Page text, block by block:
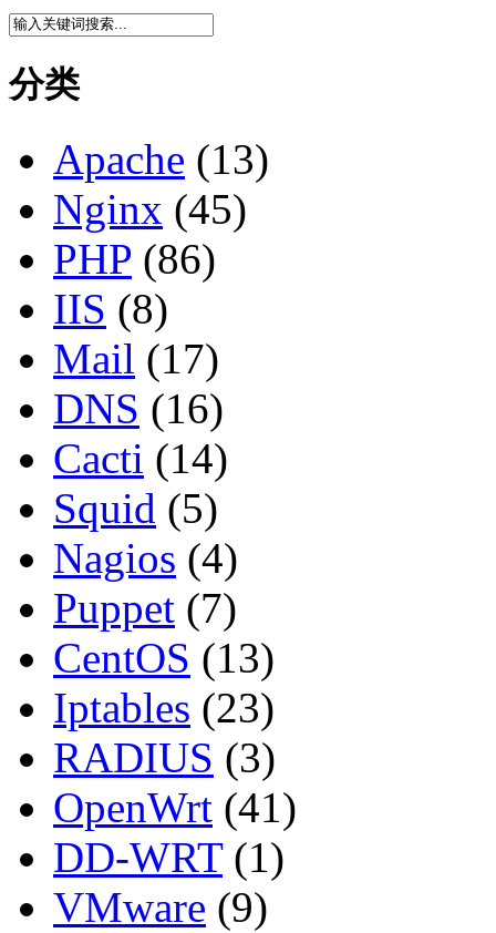
分类
Apache (13)
Nginx (45)
PHP (86)
IIS (8)
Mail (17)
DNS (16)
Cacti (14)
Squid (5)
Nagios (4)
Puppet (7)
CentOS (13)
Iptables (23)
RADIUS (3)
OpenWrt (41)
DD-WRT(1)
VMware (9)